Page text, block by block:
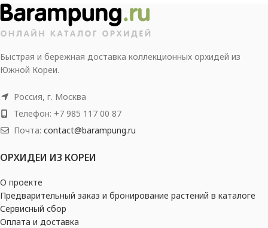
Быстрая и бережная доставка коллекционных орхидей из
Южной Кореи.
Россия, г. Москва
Телефон: +7 985 117 00 87
Почта: contact@barampung.ru
ОРХИДЕИ ИЗ КОРЕИ
О проекте
Предварительный заказ и бронирование растений в каталоге
Сервисный сбор
Оплата и доставка